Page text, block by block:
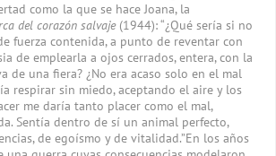
como la que se hace Joana, la
del corazón salvaje (1944): “¿Qué sería si no
fuerza contenida, a punto de reventar con
de emplearla a ojos cerrados, entera, con la
de una fiera? ¿No era acaso solo en el mal
respirar sin miedo, aceptando el aire y los
me daría tanto placer como el mal,
Sentía dentro de sí un animal perfecto,
de egoísmo y de vitalidad.”En los años